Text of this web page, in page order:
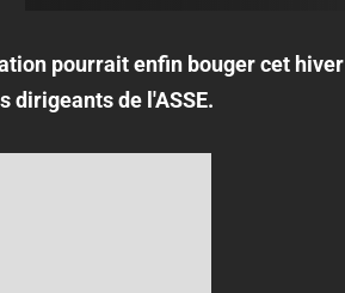
pourrait enfin bouger cet hiver
dirigeants de l'ASSE.